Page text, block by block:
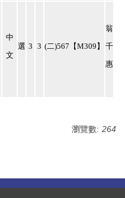
中
文
選 3 3 (二)567 【M309】
翁
千
惠
瀏覽數: 264